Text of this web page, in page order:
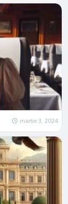
martie 3, 2024